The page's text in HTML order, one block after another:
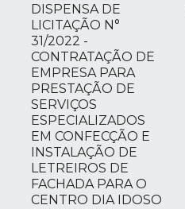
DISPENSA DE
LICITAÇÃO N°
31/2022 -
CONTRATAÇÃO DE
EMPRESA PARA
PRESTAÇÃO DE
SERVIÇOS
ESPECIALIZADOS
EM CONFECÇÃO E
INSTALAÇÃO DE
LETREIROS DE
FACHADA PARA O
CENTRO DIA IDOSO